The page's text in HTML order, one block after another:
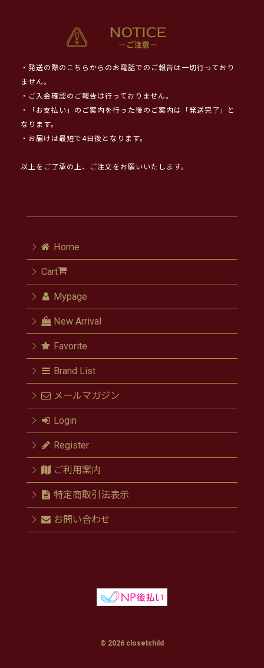
・発送の際のこちらからのお電話でのご報告は一切行っており
ません。
・ご入金確認のご報告は行っておりません。
・「お支払い」のご案内を行った後のご案内は「発送完了」と
なります。
・お届けは最短で4日後となります。
以上をご了承の上、ご注文をお願いいたします。
Home
Cart
Mypage
New Arrival
Favorite
Brand List
メールマガジン
Login
Register
ご利用案内
特定商取引法表示
お問い合わせ
© 2026 closetchild